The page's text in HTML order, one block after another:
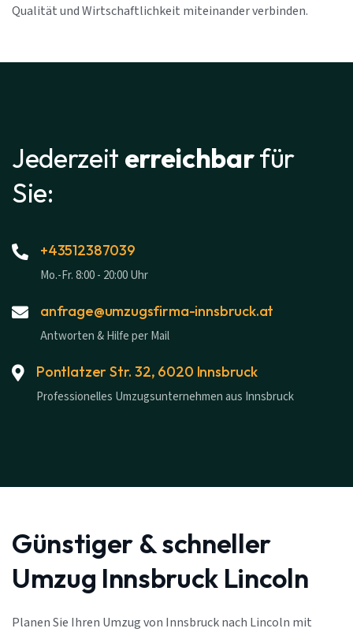
Qualität und Wirtschaftlichkeit miteinander verbinden.
Jederzeit erreichbarfür
Sie:
+43512387039
Mo.-Fr. 8:00 - 20:00 Uhr
anfrage@umzugsfirma-innsbruck.at
Antworten & Hilfe per Mail
Pontlatzer Str. 32, 6020 Innsbruck
Professionelles Umzugsunternehmen aus Innsbruck
Günstiger & schneller
Umzug Innsbruck Lincoln
Planen Sie Ihren Umzug von Innsbruck nach Lincoln mit